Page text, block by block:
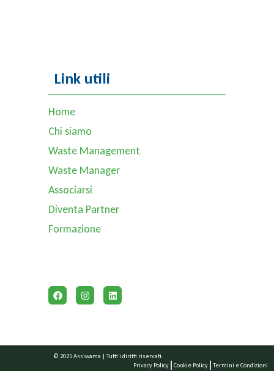
Link utili
Home
Chi siamo
Waste Management
Waste Manager
Associarsi
Diventa Partner
Formazione
Privacy Policy Cookie Policy Termini e Condizioni
© 2025 Assiwama | Tutti i diritti riservati.